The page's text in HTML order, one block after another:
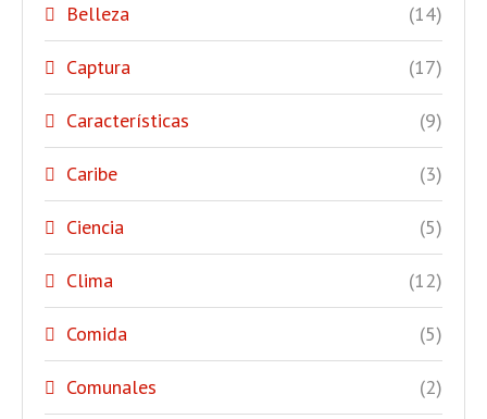
Belleza (14)
Captura (17)
Características (9)
Caribe (3)
Ciencia (5)
Clima (12)
Comida (5)
Comunales (2)